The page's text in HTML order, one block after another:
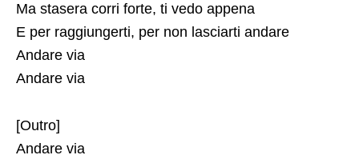
Ma stasera corri forte, ti vedo appena
E per raggiungerti, per non lasciarti andare
Andare via
Andare via
[Outro]
Andare via